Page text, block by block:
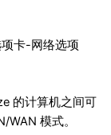
卡-网络选项
的计算机之间可
模式。